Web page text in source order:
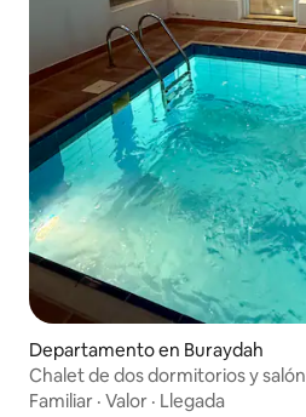
Departamento en Buraydah
Chalet de dos dormitorios y
Familiar · Valor · Llegada